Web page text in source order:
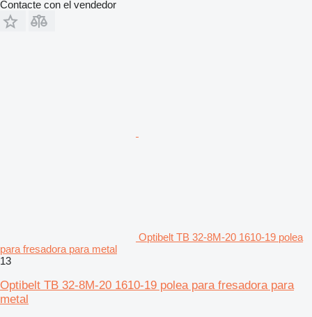
Contacte con el vendedor
Optibelt TB 32-8M-20 1610-19 polea
para fresadora para metal
13
Optibelt TB 32-8M-20 1610-19 polea para fresadora para
metal